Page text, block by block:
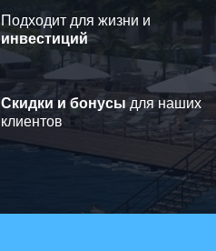
Подходит для жизни и
инвестиций
Скидки и бонусы для наших
клиентов